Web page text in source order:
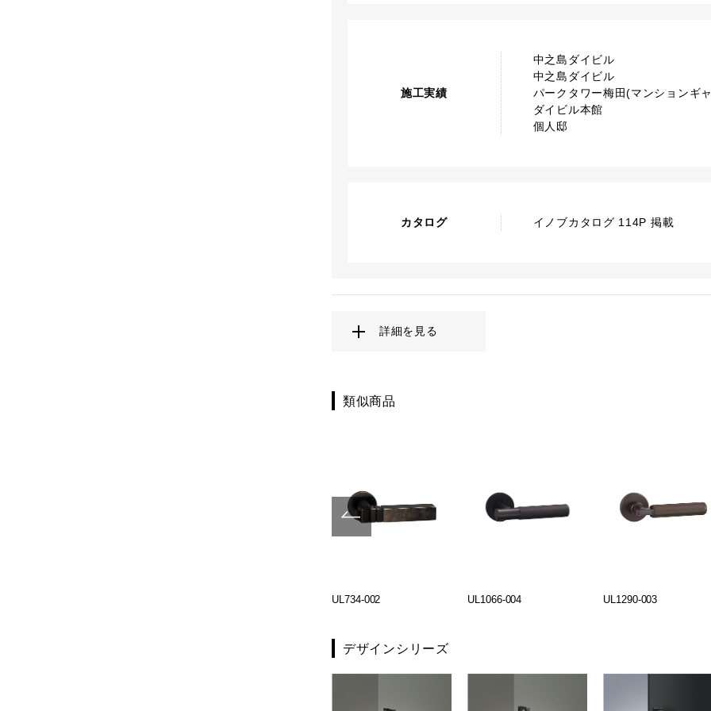
施工実績
中之島ダイビル
中之島ダイビル
パークタワー梅田(マンションギ
ダイビル本館
個人邸
カタログ イノブカタログ 114P 掲載
詳細を見る
類似商品
UL734-002 UL1066-004 UL1290-003
デザインシリーズ